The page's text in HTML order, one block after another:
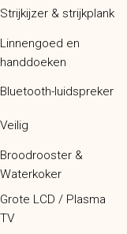
Strijkijzer & strijkplank
Linnengoed en
handdoeken
Bluetooth-luidspreker
Veilig
Broodrooster &
Waterkoker
Grote LCD / Plasma
TV